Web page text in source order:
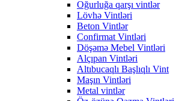
Oğurluğa qarşı vintlər
Lövhə Vintləri
Beton Vintlər
Confirmat Vintləri
Döşəmə Mebel Vintləri
Alçıpan Vintləri
Altıbucaqlı Başlıqlı Vint
Maşın Vintləri
Metal vintlər